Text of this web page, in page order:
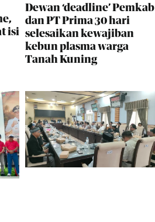
isi
Dewan ‘deadline’ Pemkab
dan PT Prima 30 hari
selesaikan kewajiban
kebun plasma warga
Tanah Kuning